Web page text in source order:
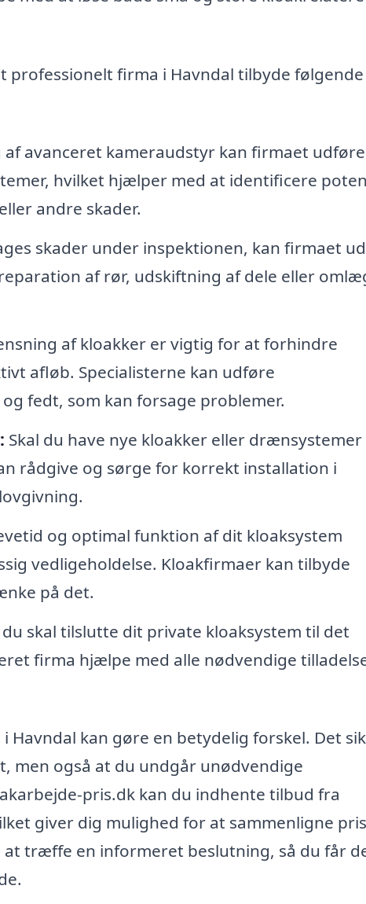
professionelt firma i Havndal tilbyde følgende
af avanceret kameraudstyr kan firmaet
hvilket hjælper med at identificere
andre skader.
skader under inspektionen, kan firmaet
af rør, udskiftning af dele eller
af kloakker er vigtig for at forhindre
afløb. Specialisterne kan udføre
fedt, som kan forsage problemer.
Skal du have nye kloakker eller drænsystemer
rådgive og sørge for korrekt installation i
og optimal funktion af dit kloaksystem
vedligeholdelse. Kloakfirmaer kan tilbyde
på det.
du skal tilslutte dit private kloaksystem til det
firma hjælpe med alle nødvendige
kan gøre en betydelig forskel. Det
men også at du undgår unødvendige
pris.dk kan du indhente tilbud fra
giver dig mulighed for at sammenligne
træffe en informeret beslutning, så du får